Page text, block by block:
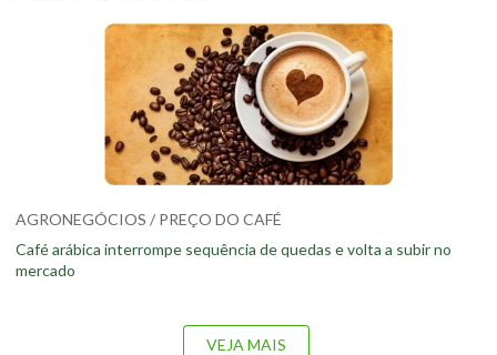
AGRONEGÓCIOS / PREÇO DO CAFÉ
Café arábica interrompe sequência de quedas e volta a subir no
mercado
VEJA MAIS